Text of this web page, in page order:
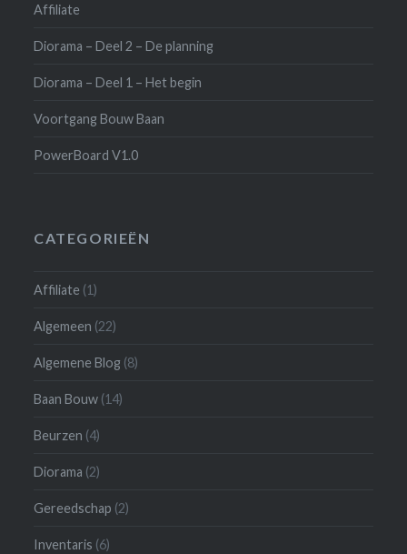
Affiliate
Diorama – Deel 2 – De planning
Diorama – Deel 1 – Het begin
Voortgang Bouw Baan
PowerBoard V1.0
CATEGORIEËN
Affiliate (1)
Algemeen (22)
Algemene Blog (8)
Baan Bouw (14)
Beurzen (4)
Diorama (2)
Gereedschap (2)
Inventaris (6)